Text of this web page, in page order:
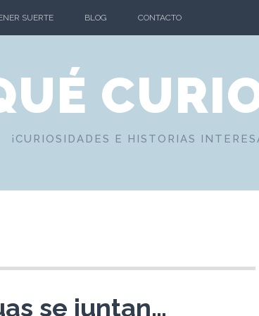
SUERTE BLOG CONTACTO
¡CURIOSIDADES E HISTORIAS
se juntan…